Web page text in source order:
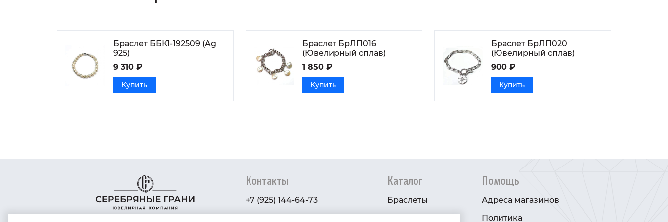
Браслет ББК1-192509 (Ag
925)
9 310 ₽
Купить
Браслет БрЛП016
(Ювелирный сплав)
1 850 ₽
Купить
Браслет БрЛП020
(Ювелирный сплав)
900 ₽
Купить
Контакты
+7 (925) 144-64-73
Каталог
Браслеты
Помощь
Адреса магазинов
Политика